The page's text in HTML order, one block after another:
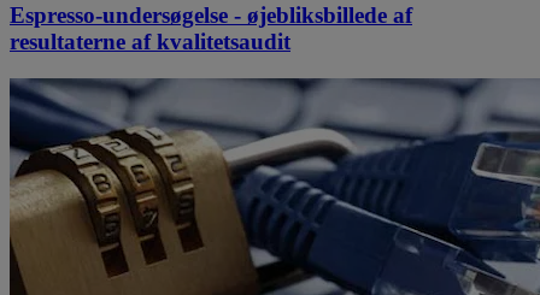
Espresso-undersøgelse - øjebliksbillede af
resultaterne af kvalitetsaudit